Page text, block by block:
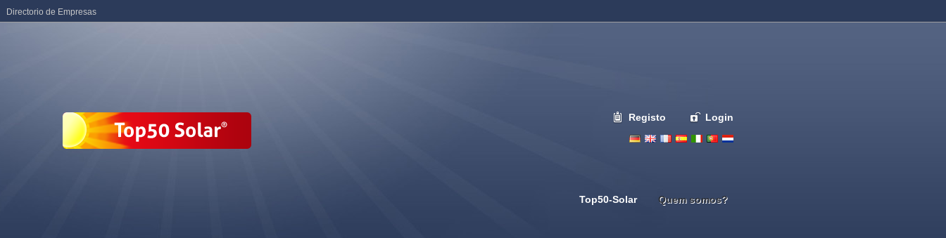
Registo Login
Top50-Solar Quem somos?
Directorio de Empresas